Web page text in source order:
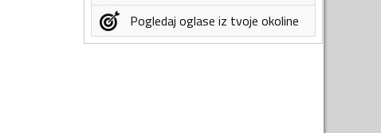
Pogledaj oglase iz tvoje okoline